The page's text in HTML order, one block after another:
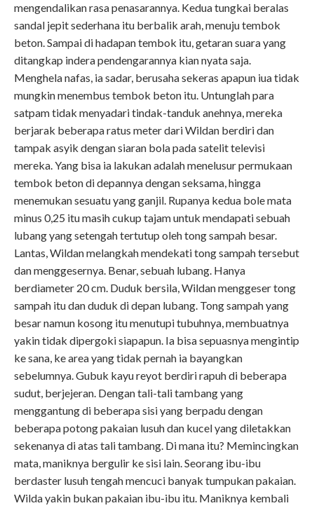
mengendalikan rasa penasarannya. Kedua tungkai beralas
sandal jepit sederhana itu berbalik arah, menuju tembok
beton. Sampai di hadapan tembok itu, getaran suara yang
ditangkap indera pendengarannya kian nyata saja.
Menghela nafas, ia sadar, berusaha sekeras apapun iua tidak
mungkin menembus tembok beton itu. Untunglah para
satpam tidak menyadari tindak-tanduk anehnya, mereka
berjarak beberapa ratus meter dari Wildan berdiri dan
tampak asyik dengan siaran bola pada satelit televisi
mereka. Yang bisa ia lakukan adalah menelusur permukaan
tembok beton di depannya dengan seksama, hingga
menemukan sesuatu yang ganjil. Rupanya kedua bole mata
minus 0,25 itu masih cukup tajam untuk mendapati sebuah
lubang yang setengah tertutup oleh tong sampah besar.
Lantas, Wildan melangkah mendekati tong sampah tersebut
dan menggesernya. Benar, sebuah lubang. Hanya
berdiameter 20 cm. Duduk bersila, Wildan menggeser tong
sampah itu dan duduk di depan lubang. Tong sampah yang
besar namun kosong itu menutupi tubuhnya, membuatnya
yakin tidak dipergoki siapapun. Ia bisa sepuasnya mengintip
ke sana, ke area yang tidak pernah ia bayangkan
sebelumnya. Gubuk kayu reyot berdiri rapuh di beberapa
sudut, berjejeran. Dengan tali-tali tambang yang
menggantung di beberapa sisi yang berpadu dengan
beberapa potong pakaian lusuh dan kucel yang diletakkan
sekenanya di atas tali tambang. Di mana itu? Memincingkan
mata, maniknya bergulir ke sisi lain. Seorang ibu-ibu
berdaster lusuh tengah mencuci banyak tumpukan pakaian.
Wilda yakin bukan pakaian ibu-ibu itu. Maniknya kembali